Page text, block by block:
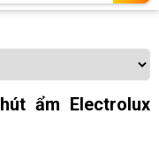
ẩm Electrolux